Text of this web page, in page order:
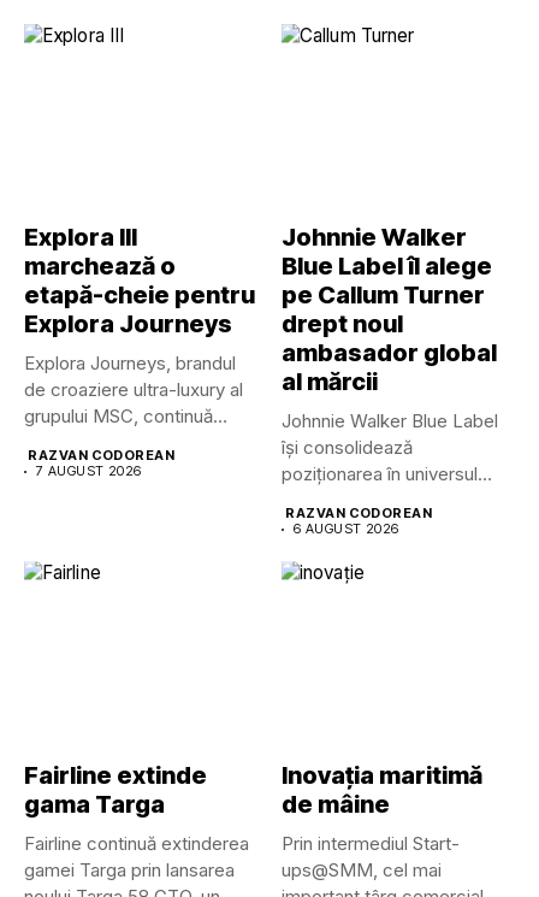
Explora III
marchează o
etapă-cheie pentru
Explora Journeys
Explora Journeys, brandul
de croaziere ultra-luxury al
grupului MSC, continuă
RAZVAN CODOREAN
7 AUGUST 2026
Johnnie Walker
Blue Label îl alege
pe Callum Turner
drept noul
ambasador global
al mărcii
Johnnie Walker Blue Label
își consolidează
poziționarea în universul
RAZVAN CODOREAN
6 AUGUST 2026
Fairline extinde
gama Targa
Fairline continuă extinderea
gamei Targa prin lansarea
Inovația maritimă
de mâine
Prin intermediul Start-
ups@SMM, cel mai